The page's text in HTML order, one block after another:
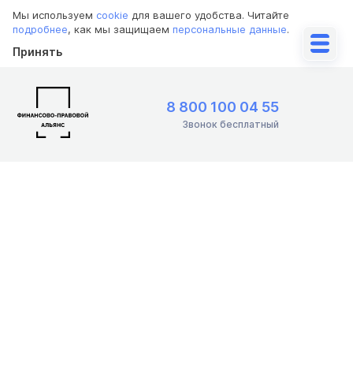
Мы используем cookie для вашего удобства. Читайте
подробнее, как мы защищаем персональные данные.
Принять
8 800 100 04 55
Звонок бесплатный